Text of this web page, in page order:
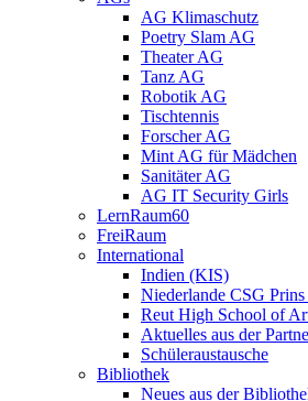
AG Klimaschutz
Poetry Slam AG
Theater AG
Tanz AG
Robotik AG
Tischtennis
Forscher AG
Mint AG für Mädchen
Sanitäter AG
AG IT Security Girls
LernRaum60
FreiRaum
International
Indien (KIS)
Niederlande CSG
Reut High School of
Aktuelles aus der
Schüleraustausche
Bibliothek
Neues aus der